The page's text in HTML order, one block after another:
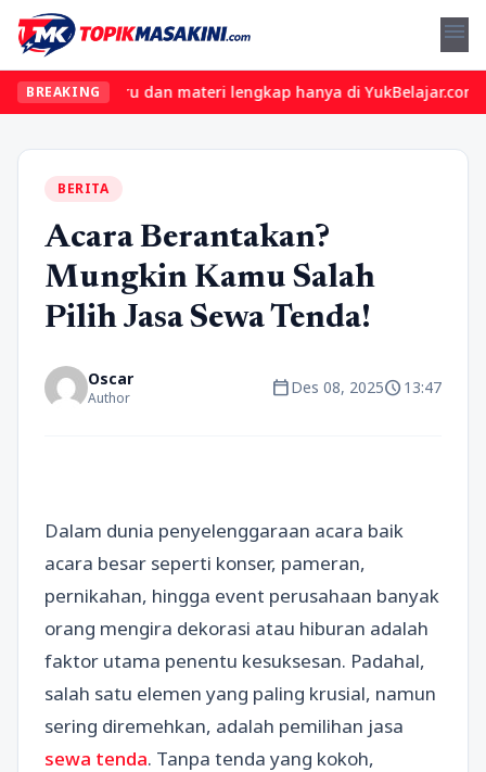
menu
BREAKING
seru dan materi lengkap hanya di YukBelajar.com. Mulai
BERITA
Acara Berantakan?
Mungkin Kamu Salah
Pilih Jasa Sewa Tenda!
Oscar
Author calendar_todayDes 08, 2025schedule13:47
Dalam dunia penyelenggaraan acara baik
acara besar seperti konser, pameran,
pernikahan, hingga event perusahaan banyak
orang mengira dekorasi atau hiburan adalah
faktor utama penentu kesuksesan. Padahal,
salah satu elemen yang paling krusial, namun
sering diremehkan, adalah pemilihan jasa
sewa tenda. Tanpa tenda yang kokoh,